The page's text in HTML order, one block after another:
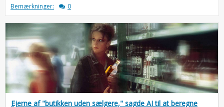
Bemærkninger:
0
Ejerne af "butikken uden sælgere," sagde AI til at beregne